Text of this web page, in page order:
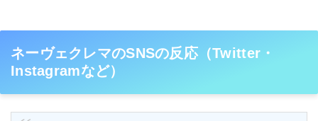
ネーヴェクレマのSNSの反応（Twitter・
Instagramなど）